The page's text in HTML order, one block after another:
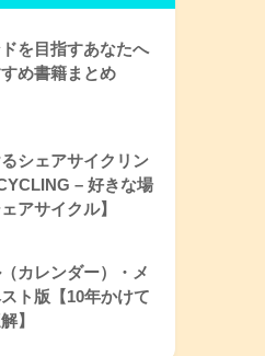
を目指すあなたへ
すめ書籍まとめ
シェアサイクリン
– 好きな場
アサイクル】
カレンダー）・メ
ト版【10年かけて
】